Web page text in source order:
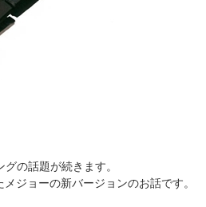
の話題が続きます。
ジョーの新バージョンのお話です。